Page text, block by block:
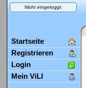
Nicht eingeloggt.
Startseite
Registrieren
Login
Mein ViLI